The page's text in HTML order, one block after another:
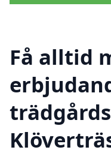
Få alltid